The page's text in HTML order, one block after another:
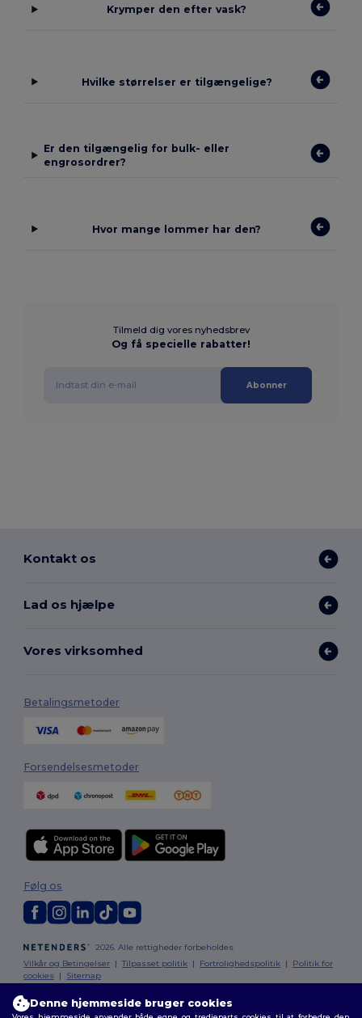
Krymper den efter vask?
Hvilke størrelser er tilgængelige?
Er den tilgængelig for bulk- eller
engrosordrer?
Hvor mange lommer har den?
Tilmeld dig vores nyhedsbrev
Og få specielle rabatter!
Abonner
Kontakt os
Lad os hjælpe
Vores virksomhed
Betalingsmetoder
Forsendelsesmetoder
2026. Alle rettigheder forbeholdes
Vilkår og Betingelser |Tilpasset politik | Fortrolighedspolitik | Politik for
cookies | Sitemap
Følg os
Denne hjemmeside bruger cookies